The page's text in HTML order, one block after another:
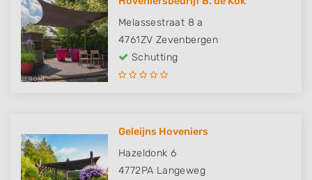
Melassestraat 8 a
4761ZV Zevenbergen
Schutting
Geleijns Hoveniers
Hazeldonk 6
4772PA Langeweg